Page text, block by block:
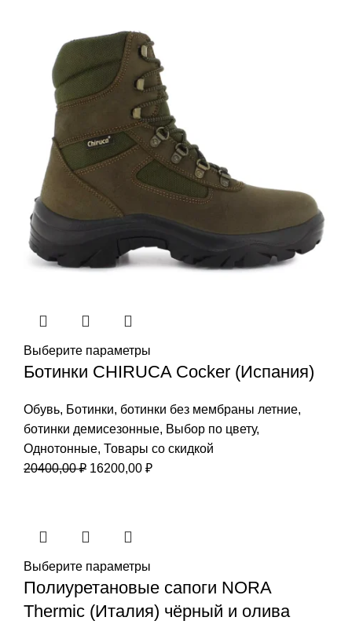
Выберите параметры
Ботинки CHIRUCA Cocker (Испания)
Обувь, Ботинки, ботинки без мембраны летние,
ботинки демисезонные, Выбор по цвету,
Однотонные, Товары со скидкой
20400,00₽ Первоначальная
16200,00 ₽Текущая
Выберите параметры
Полиуретановые сапоги NORA
Thermic (Италия) чёрный и олива